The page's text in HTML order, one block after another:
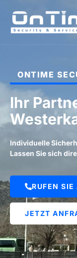
ONTIME
Ihr
Individuelle
Lassen Sie sich
RUFEN SIE
JETZT